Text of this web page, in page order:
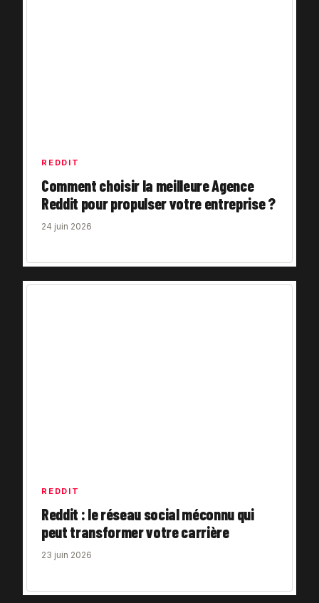
REDDIT
Comment choisir la meilleure Agence
Reddit pour propulser votre entreprise ?
24 juin 2026
REDDIT
Reddit : le réseau social méconnu qui
peut transformer votre carrière
23 juin 2026